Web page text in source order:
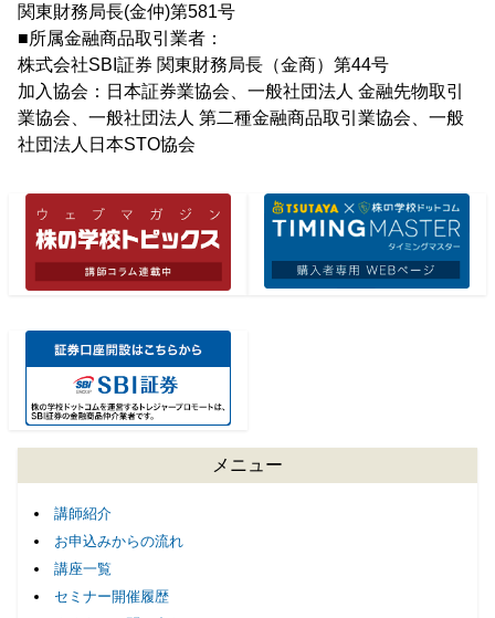
関東財務局長(金仲)第581号
■所属金融商品取引業者：
株式会社SBI証券 関東財務局長（金商）第44号
加入協会：日本証券業協会、一般社団法人 金融先物取引
業協会、一般社団法人 第二種金融商品取引業協会、一般
社団法人日本STO協会
メニュー
講師紹介
お申込みからの流れ
講座一覧
セミナー開催履歴